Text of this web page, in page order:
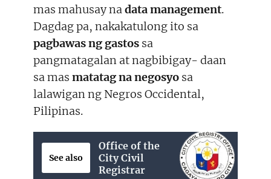
mas mahusay na data management.
Dagdag pa, nakakatulong ito sa
pagbawas ng gastos sa
pangmatagalan at nagbibigay- daan
sa mas matatag na negosyo sa
lalawigan ng Negros Occidental,
Pilipinas.
See also
Office of the
City Civil
Registrar